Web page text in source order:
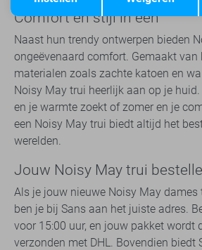
Comfort en stijl in één
Naast hun trendy ontwerpen bieden
ongeëvenaard comfort. Gemaakt
materialen zoals zachte katoen en
Noisy May trui heerlijk aan op je
en je warmte zoekt of zomer en je
een Noisy May trui biedt altijd het
werelden.
Jouw Noisy May trui
Als je jouw nieuwe Noisy May dames
ben je bij Sans aan het juiste adres.
voor 15:00 uur, en jouw pakket wordt
verzonden met DHL. Bovendien biedt